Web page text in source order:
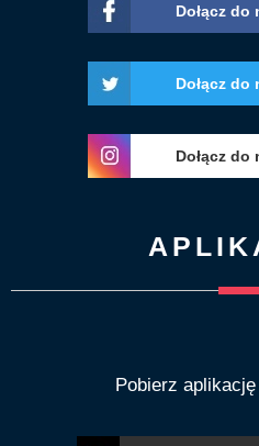
Dołącz do
Dołącz do
Dołącz do
Pobierz